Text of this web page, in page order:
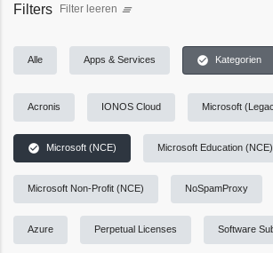
Filters Filter leeren clear_all
Alle Apps & Services check_circle Kategorien
Acronis IONOS Cloud Microsoft
check_circle Microsoft (NCE) Microsoft Education (NCE)
Microsoft Non-Profit (NCE) NoSpamProxy
Azure Perpetual Licenses Software